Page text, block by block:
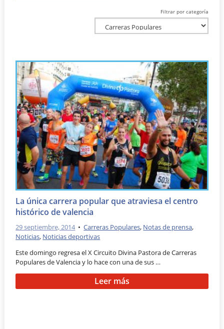
Filtrar por categoría
La única carrera popular que atraviesa el centro
histórico de valencia
29 septiembre, 2014 •Carreras Populares, Notas de prensa,
Noticias, Noticias deportivas
Este domingo regresa el X Circuito Divina Pastora de Carreras
Populares de Valencia y lo hace con una de sus …
Leer más